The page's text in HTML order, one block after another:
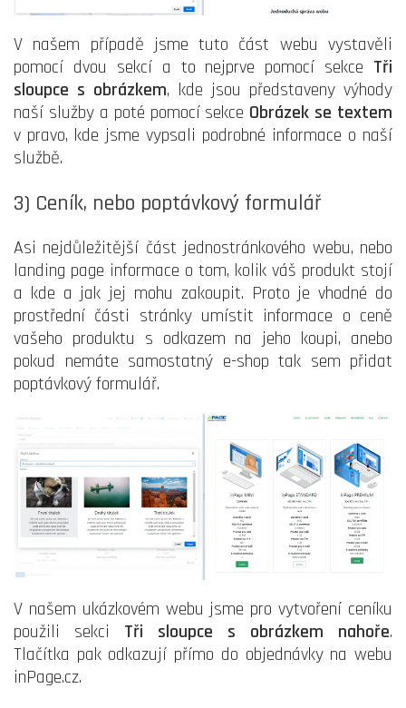
V našem případě jsme tuto část webu vystavěli
pomocí dvou sekcí a to nejprve pomocí sekce Tři
sloupce s obrázkem, kde jsou představeny výhody
naší služby a poté pomocí sekce Obrázek se textem
v pravo, kde jsme vypsali podrobné informace o naší
službě.
3) Ceník, nebo poptávkový formulář
Asi nejdůležitější část jednostránkového webu, nebo
landing page informace o tom, kolik váš produkt stojí
a kde a jak jej mohu zakoupit. Proto je vhodné do
prostřední části stránky umístit informace o ceně
vašeho produktu s odkazem na jeho koupi, anebo
pokud nemáte samostatný e-shop tak sem přidat
poptávkový formulář.
V našem ukázkovém webu jsme pro vytvoření ceníku
použili sekci Tři sloupce s obrázkem nahoře.
Tlačítka pak odkazují přímo do objednávky na webu
inPage.cz.